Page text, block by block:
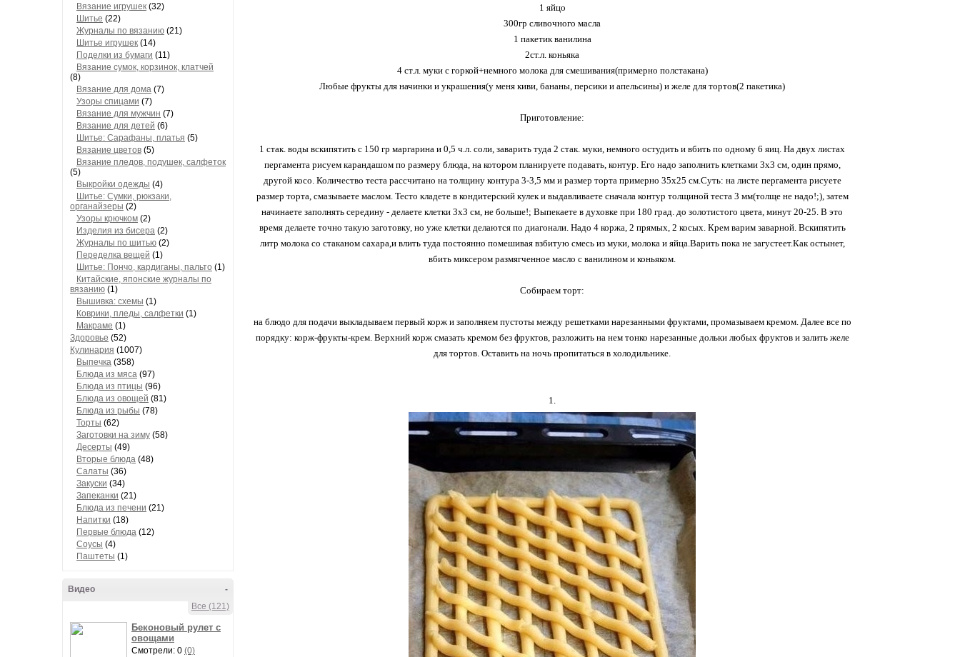
Вязание игрушек (32)
Шитье (22)
Журналы по вязанию (21)
Шитье игрушек (14)
Поделки из бумаги (11)
Вязание сумок, корзинок, клатчей
(8)
Вязание для дома (7)
Узоры спицами (7)
Вязание для мужчин (7)
Вязание для детей (6)
Шитье: Сарафаны, платья (5)
Вязание цветов (5)
Вязание пледов, подушек, салфеток
(5)
Выкройки одежды (4)
Шитье: Сумки, рюкзаки,
органайзеры (2)
Узоры крючком (2)
Изделия из бисера (2)
Журналы по шитью (2)
Переделка вещей (1)
Шитье: Пончо, кардиганы, пальто (1)
Китайские, японские журналы по
вязанию (1)
Вышивка: схемы (1)
Коврики, пледы, салфетки (1)
Макраме (1)
Здоровье (52)
Кулинария (1007)
Выпечка (358)
Блюда из мяса (97)
Блюда из птицы (96)
Блюда из овощей (81)
Блюда из рыбы (78)
Торты (62)
Заготовки на зиму (58)
Десерты (49)
Вторые блюда (48)
Салаты (36)
Закуски (34)
Запеканки (21)
Блюда из печени (21)
Напитки (18)
Первые блюда (12)
Соусы (4)
Паштеты (1)
-
Видео
Все (121)
Беконовый рулет с
овощами
Смотрели: 0 (0)
1 яйцо
300гр сливочного масла
1 пакетик ванилина
2ст.л. коньяка
4 ст.л. муки с горкой+немного молока для смешивания(примерно полстакана)
Любые фрукты для начинки и украшения(у меня киви, бананы, персики и апельсины) и желе для тортов(2 пакетика)
Приготовление:
1 стак. воды вскипятить с 150 гр маргарина и 0,5 ч.л. соли, заварить туда 2 стак. муки, немного остудить и вбить по одному 6 яиц. На двух листах
пергамента рисуем карандашом по размеру блюда, на котором планируете подавать, контур. Его надо заполнить клетками 3х3 см, один прямо,
другой косо. Количество теста рассчитано на толщину контура 3-3,5 мм и размер торта примерно 35х25 см.Суть: на листе пергамента рисуете
размер торта, смазываете маслом. Тесто кладете в кондитерский кулек и выдавливаете сначала контур толщиной теста 3 мм(толще не надо!;), затем
начинаете заполнять середину - делаете клетки 3х3 см, не больше!; Выпекаете в духовке при 180 град. до золотистого цвета, минут 20-25. В это
время делаете точно такую заготовку, но уже клетки делаются по диагонали. Надо 4 коржа, 2 прямых, 2 косых. Крем варим заварной. Вскипятить
литр молока со стаканом сахара,и влить туда постоянно помешивая взбитую смесь из муки, молока и яйца.Варить пока не загустеет.Как остынет,
вбить миксером размягченное масло с ванилином и коньяком.
Собираем торт:
на блюдо для подачи выкладываем первый корж и заполняем пустоты между решетками нарезанными фруктами, промазываем кремом. Далее все по
порядку: корж-фрукты-крем. Верхний корж смазать кремом без фруктов, разложить на нем тонко нарезанные дольки любых фруктов и залить желе
для тортов. Оставить на ночь пропитаться в холодильнике.
1.